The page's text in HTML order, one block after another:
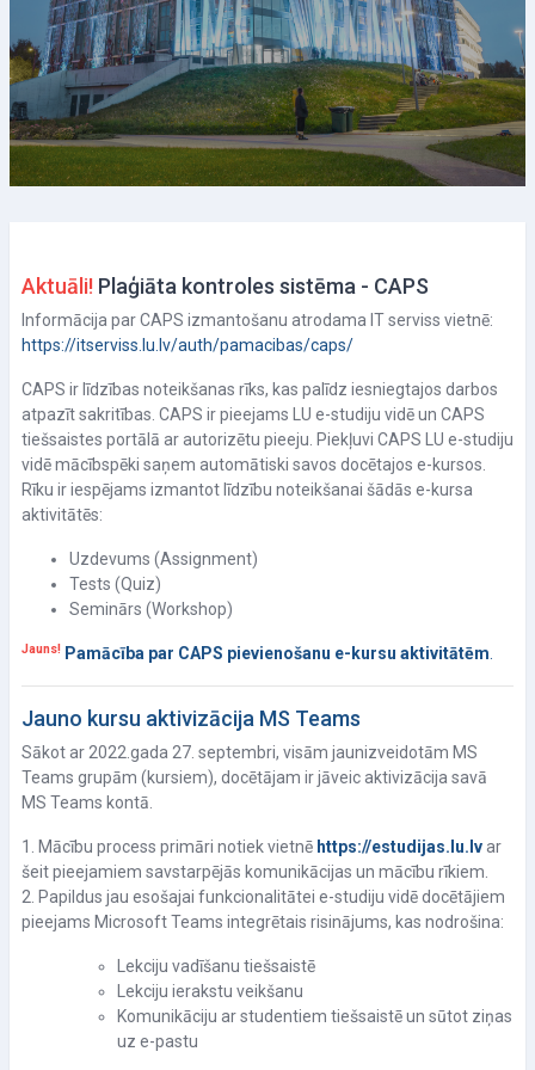
Aktuāli! Plaģiāta kontroles sistēma - CAPS
Informācija par CAPS izmantošanu atrodama IT serviss vietnē:
https://itserviss.lu.lv/auth/pamacibas/caps/
CAPS ir līdzības noteikšanas rīks, kas palīdz iesniegtajos darbos
atpazīt sakritības. CAPS ir pieejams LU e-studiju vidē un CAPS
tiešsaistes portālā ar autorizētu pieeju. Piekļuvi CAPS LU e-studiju
vidē mācībspēki saņem automātiski savos docētajos e-kursos.
Rīku ir iespējams izmantot līdzību noteikšanai šādās e-kursa
aktivitātēs:
Uzdevums (Assignment)
Tests (Quiz)
Seminārs (Workshop)
Jauns! Pamācība par CAPS pievienošanu e-kursu aktivitātēm
Jauno kursu aktivizācija MS Teams
Sākot ar 2022.gada 27. septembri, visām jaunizveidotām MS
Teams grupām (kursiem), docētājam ir jāveic aktivizācija savā
MS Teams kontā.
1. Mācību process primāri notiek vietnē https://estudijas.lu.lvar
šeit pieejamiem savstarpējās komunikācijas un mācību rīkiem.
2. Papildus jau esošajai funkcionalitātei e-studiju vidē docētājiem
pieejams Microsoft Teams integrētais risinājums, kas nodrošina:
Lekciju vadīšanu tiešsaistē
Lekciju ierakstu veikšanu
Komunikāciju ar studentiem tiešsaistē un sūtot ziņas
uz e-pastu